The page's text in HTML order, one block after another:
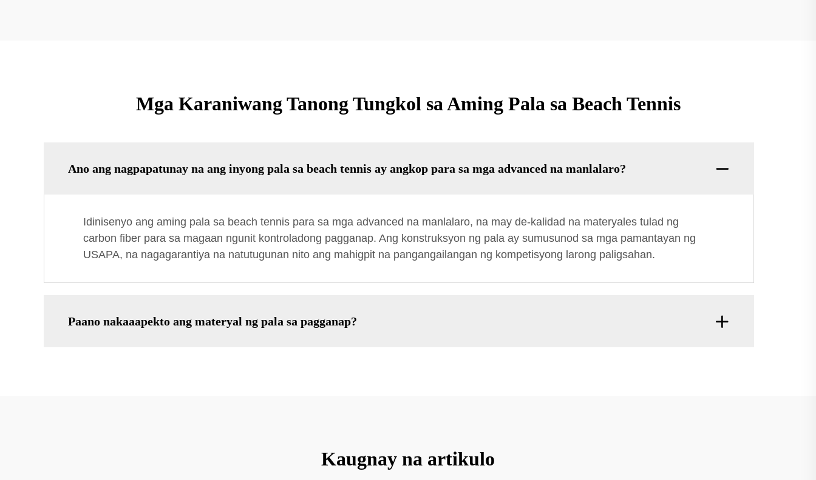
Mga Karaniwang Tanong Tungkol sa Aming Pala sa Beach Tennis
Ano ang nagpapatunay na ang inyong pala sa beach tennis ay angkop para sa mga advanced na manlalaro?
Idinisenyo ang aming pala sa beach tennis para sa mga advanced na manlalaro, na may de-kalidad na materyales tulad ng
carbon fiber para sa magaan ngunit kontroladong pagganap. Ang konstruksyon ng pala ay sumusunod sa mga pamantayan ng
USAPA, na nagagarantiya na natutugunan nito ang mahigpit na pangangailangan ng kompetisyong larong paligsahan.
Paano nakaaapekto ang materyal ng pala sa pagganap?
Kaugnay na artikulo